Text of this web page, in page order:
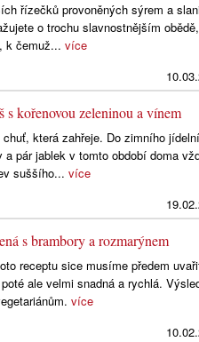
řízečků provoněných sýrem a
o trochu slavnostnějším
k čemuž...více
s kořenovou zeleninou a vínem
která zahřeje. Do zimního
a pár jablek v tomto období doma
suššího...více
s brambory a rozmarýnem
receptu sice musíme předem
ale velmi snadná a rychlá.
více